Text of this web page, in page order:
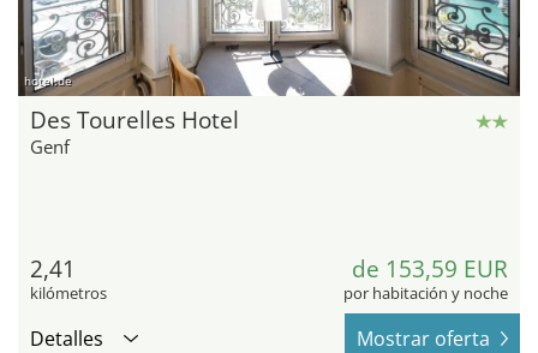
hotel.de
Des Tourelles Hotel
Genf
2,41
kilómetros
de 153,59 EUR
por habitación y noche
Detalles Mostrar oferta